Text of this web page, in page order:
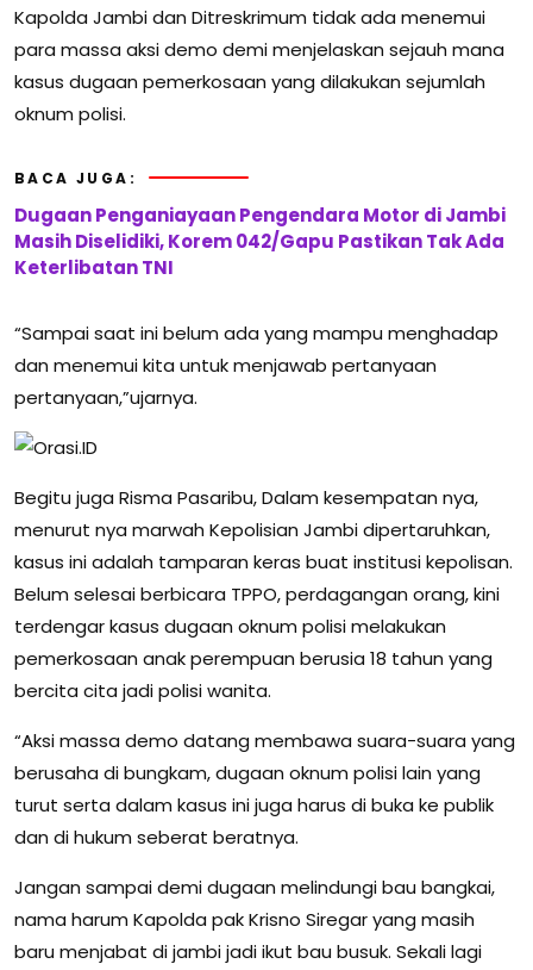
Kapolda Jambi dan Ditreskrimum tidak ada menemui
para massa aksi demo demi menjelaskan sejauh mana
kasus dugaan pemerkosaan yang dilakukan sejumlah
oknum polisi.
BACA JUGA:
Dugaan Penganiayaan Pengendara Motor di Jambi
Masih Diselidiki, Korem 042/Gapu Pastikan Tak Ada
Keterlibatan TNI
“Sampai saat ini belum ada yang mampu menghadap
dan menemui kita untuk menjawab pertanyaan
pertanyaan,”ujarnya.
Begitu juga Risma Pasaribu, Dalam kesempatan nya,
menurut nya marwah Kepolisian Jambi dipertaruhkan,
kasus ini adalah tamparan keras buat institusi kepolisan.
Belum selesai berbicara TPPO, perdagangan orang, kini
terdengar kasus dugaan oknum polisi melakukan
pemerkosaan anak perempuan berusia 18 tahun yang
bercita cita jadi polisi wanita.
“Aksi massa demo datang membawa suara-suara yang
berusaha di bungkam, dugaan oknum polisi lain yang
turut serta dalam kasus ini juga harus di buka ke publik
dan di hukum seberat beratnya.
Jangan sampai demi dugaan melindungi bau bangkai,
nama harum Kapolda pak Krisno Siregar yang masih
baru menjabat di jambi jadi ikut bau busuk. Sekali lagi